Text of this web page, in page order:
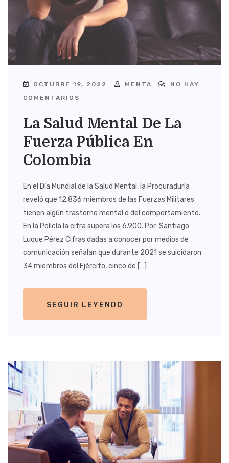
OCTUBRE 19, 2022 MENTA
NO HAY
COMENTARIOS
La Salud Mental De La
Fuerza Pública En
Colombia
En el Día Mundial de la Salud Mental, la Procuraduría
reveló que 12.836 miembros de las Fuerzas Militares
tienen algún trastorno mental o del comportamiento.
En la Policía la cifra supera los 6.900. Por: Santiago
Luque Pérez Cifras dadas a conocer por medios de
comunicación señalan que durante 2021 se suicidaron
34 miembros del Ejército, cinco de […]
SEGUIR LEYENDO